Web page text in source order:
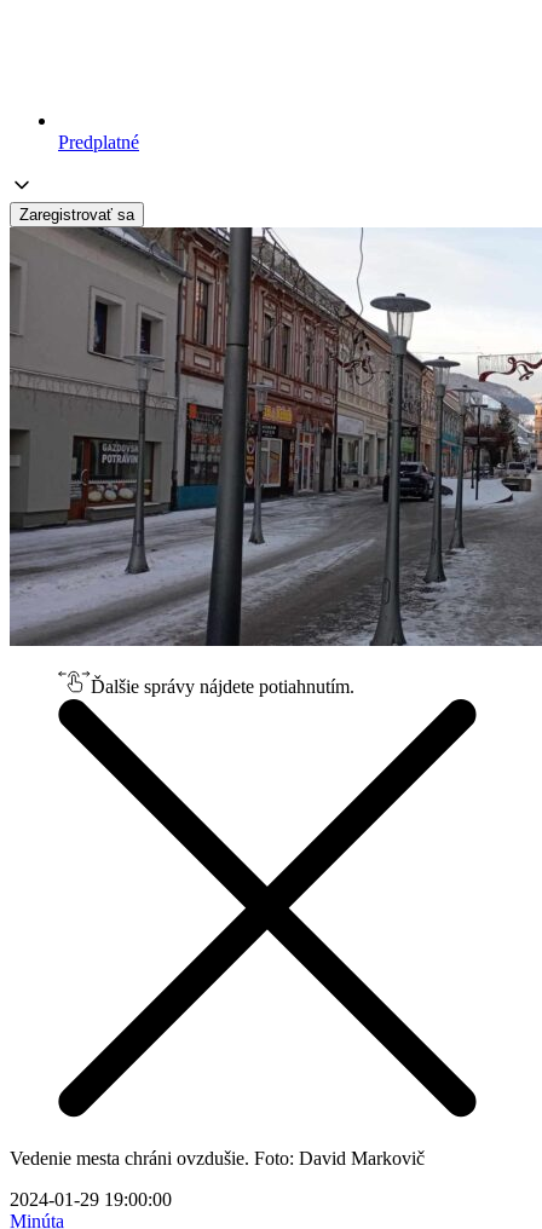
Predplatné
Zaregistrovať sa
Ďalšie správy nájdete potiahnutím.
Vedenie mesta chráni ovzdušie. Foto: David Markovič
2024-01-29 19:00:00
Minúta